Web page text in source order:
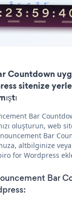
Countdown
sitenize
Bar
oluşturun, web
Bar
altbilginize
for Wordpress
Bar